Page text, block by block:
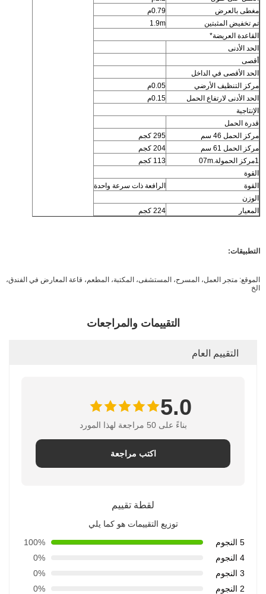
مغطى بالعرض
0.79م
تم تخفيض المثبتين
1.9m
القاعدة العريضة*
الحد الأدنى
أقصى
الحد الأقصى في الداخل
مركز التنظيف الأرضي
0.05م
الحد الأدنى لارتفاع الحمل
0.15م
الإنتاجية
قدرة الحمل
مركز الحمل 46 سم
295 كجم
مركز الحمل 61 سم
204 كجم
1مركز الحمولة.07m
113 كجم
القوة
القوة
الرافعة ذات سرعة واحدة
الوزن
المعيار
224 كجم
التطبيقات:
الموقع: متجر العمل، المسرح، المستشفى، المكتبة، المطعم، قاعة المعارض في الفندق،
الخ
التقييمات والمراجعات
التقييم العام
5.0
بناءً على 50 مراجعة لهذا المورد
اكتب مراجعة
لقطة تقييم
توزيع التقييمات هو كما يلي
5 النجوم
100%
4 النجوم
0%
3 النجوم
0%
2 النجوم
0%